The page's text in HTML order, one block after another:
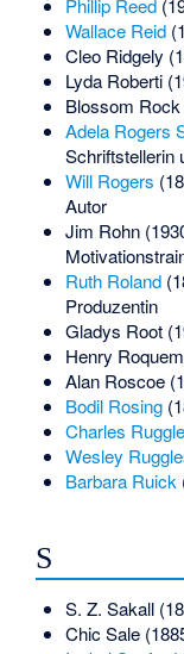
Phillip Reed
Wallace Reid
Cleo Ridgely
Lyda Roberti
Blossom Rock
Adela Rogers
Schriftstellerin
Will Rogers
Autor
Jim Rohn
Ruth Roland
Produzentin
Gladys Root
Henry
Alan Roscoe
Bodil Rosing
Charles
Wesley
Barbara Ruick
S
S. Z. Sakall
Chic Sale